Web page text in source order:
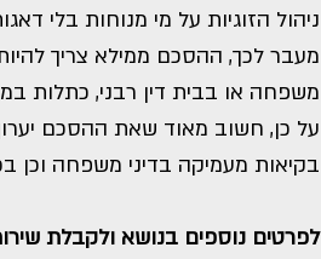
ניהול הזוגיות על מי מנוחות בלי
מעבר לכך, ההסכם ממילא צריך
משפחה או בבית דין רבני, כתלות
על כן, חשוב מאוד שאת ההסכם
בקיאות מעמיקה בדיני משפחה וכן
לפרטים נוספים בנושא ולקבלת